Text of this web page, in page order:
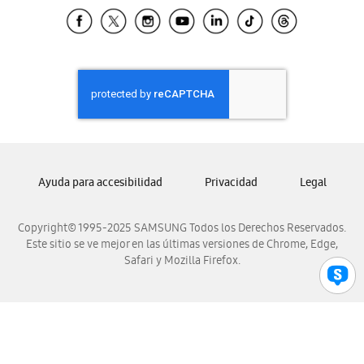
Samsung El Salvador
Samsung Honduras
Samsung Nicaragua
Samsung Panamá
Samsung Venezuela
Copyright© 1995-2025 SAMSUNG Todos los Derechos Reservados.
Este sitio se ve mejor en las últimas versiones de Chrome, Edge,
Safari y Mozilla Firefox.
Ayuda para accesibilidad Privacidad Legal